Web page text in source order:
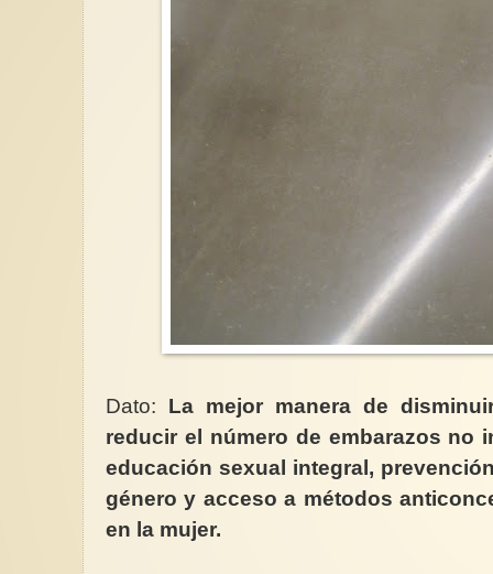
Dato: La mejor manera de
reducir el número de embarazos no
educación sexual integral,
género y acceso a métodos
en la mujer.
siempre
en que
Emmeline, un activismo de
hechos…no palabras! (2)
La Unión Social y Política de las
Emmeline Pankhurst, realizó...
CUESTIONANDO
Mientras
que nos muestra
dándose, no queda